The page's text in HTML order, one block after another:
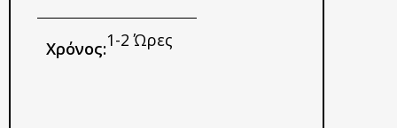
Χρόνος:1-2 Ώρες